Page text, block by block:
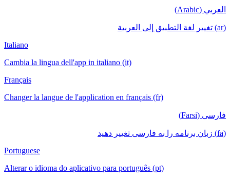
العربي (Arabic)
(ar) تغيير لغة التطبيق إلى العربية
Italiano
Cambia la lingua dell'app in italiano (it)
Français
Changer la langue de l'application en français (fr)
فارسی (Farsi)
(fa) زبان برنامه را به فارسی تغییر دهید
Portuguese
Alterar o idioma do aplicativo para português (pt)